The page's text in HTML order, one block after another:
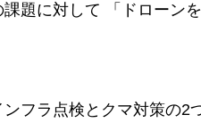
題に対して 「ドローン
フラ点検とクマ対策の2